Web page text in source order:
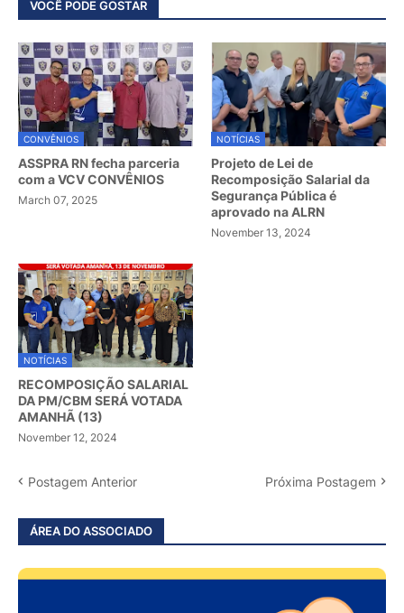
VOCÊ PODE GOSTAR
CONVÊNIOS
ASSPRA RN fecha parceria
com a VCV CONVÊNIOS
March 07, 2025
NOTÍCIAS
Projeto de Lei de
Recomposição Salarial da
Segurança Pública é
aprovado na ALRN
November 13, 2024
NOTÍCIAS
RECOMPOSIÇÃO SALARIAL
DA PM/CBM SERÁ VOTADA
AMANHÃ (13)
November 12, 2024
Postagem Anterior Próxima Postagem
ÁREA DO ASSOCIADO